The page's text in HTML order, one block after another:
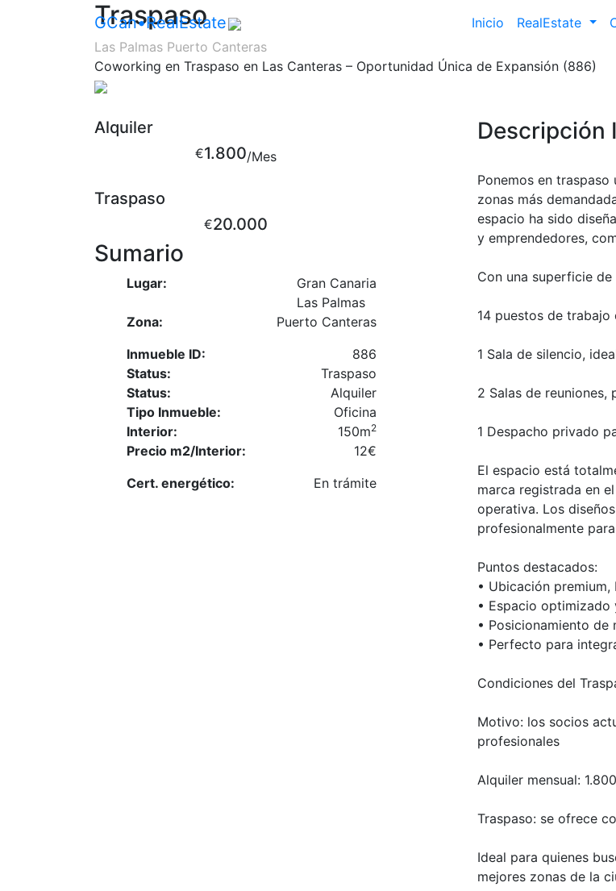
GCan•RealEstate Inicio RealEstate
Traspaso
Las Palmas Puerto Canteras
Coworking en Traspaso en Las Canteras – Oportunidad Única de Expansión (886)
Alquiler
€1.800/Mes
Traspaso
€20.000
Sumario
Lugar:
Gran Canaria
Las Palmas
Zona:
Puerto Canteras
Inmueble ID:
886
Status:
Traspaso
Status:
Alquiler
Tipo Inmueble:
Oficina
Interior:
150m2
Precio m2/Interior:
12€
Cert. energético:
En trámite
Descripción
Ponemos en
zonas más
espacio ha sido
y emprendedores,
Con una superficie
14 puestos de
1 Sala de silencio,
2 Salas de
1 Despacho privado
El espacio está
marca registrada en
operativa. Los
profesionalmente
Puntos destacados:
• Ubicación
• Espacio
• Posicionamiento de
• Perfecto para
Condiciones del
Motivo: los socios
profesionales
Alquiler mensual:
Traspaso: se ofrece
Ideal para quienes
mejores zonas de la